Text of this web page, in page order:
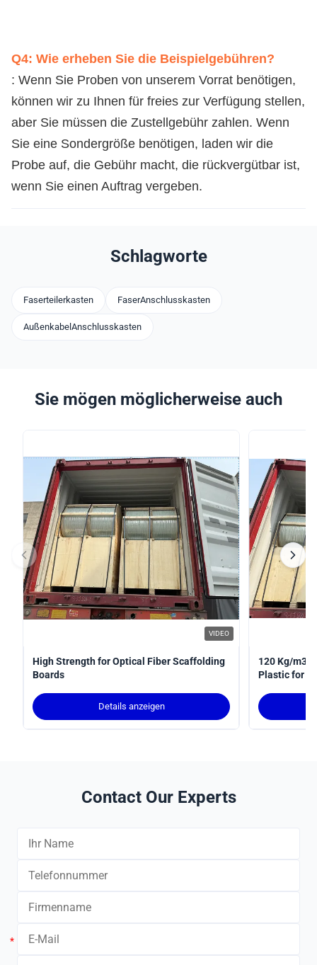
Q4: Wie erheben Sie die Beispielgebühren?
: Wenn Sie Proben von unserem Vorrat benötigen,
können wir zu Ihnen für freies zur Verfügung stellen,
aber Sie müssen die Zustellgebühr zahlen. Wenn
Sie eine Sondergröße benötigen, laden wir die
Probe auf, die Gebühr macht, die rückvergütbar ist,
wenn Sie einen Auftrag vergeben.
Schlagworte
Faserteilerkasten FaserAnschlusskasten
AußenkabelAnschlusskasten
Sie mögen möglicherweise auch
VIDEO
High Strength for Optical Fiber Scaffolding
Boards
Details anzeigen
120 Kg/m3
Plastic for
Contact Our Experts
*